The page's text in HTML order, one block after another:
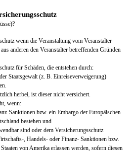
wenn die Veranstaltung vom Veranstalter
anderen den Veranstalter betreffenden Gründen
für Schäden, die entstehen durch:
Staatsgewalt (z. B. Einreiseverweigerung)
herbei, ist dieser nicht versichert.
wenn:
Sanktionen bzw. ein Embargo der Europäischen
bestehen und
sind oder dem Versicherungsschutz
, Handels- oder Finanz- Sanktionen bzw.
von Amerika erlassen werden, sofern diesen